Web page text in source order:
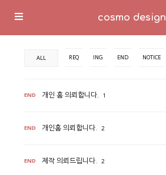
cosmo design
ALL REQ ING END NOTICE
END 개인 홈 의뢰합니다. 1
END 개인홈 의뢰합니다. 2
END 제작 의뢰드립니다. 2